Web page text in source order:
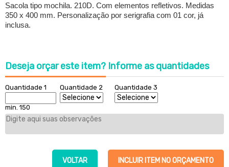
Sacola tipo mochila. 210D. Com elementos refletivos. Medidas
350 x 400 mm. Personalização por serigrafia com 01 cor, já
inclusa.
Deseja orçar este item? Informe as quantidades
Quantidade 1
min. 150
Quantidade 2 Quantidade 3
INCLUIR ITEM NO ORÇAMENTO
VOLTAR